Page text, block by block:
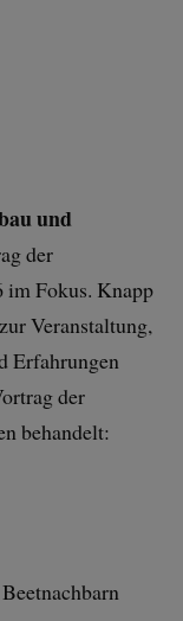
und
der
im Fokus. Knapp
Veranstaltung,
Erfahrungen
der
behandelt: